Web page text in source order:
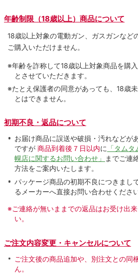
年齢制限（18歳以上）商品について
18歳以上対象の電動ガン、ガスガンなど
ご購入いただけません。
※年齢を詐称して18歳以上対象商品を購
とさせていただきます。
※たとえ保護者の同意があっても、18歳
とはできません。
初期不良・返品について
お届け商品に誤送や破損・汚れなどが
ですが 商品到着後７日以内に 「タム
幌店に関するお問い合わせ」
までご連
方法をご案内いたします。
パッケージ商品の初期不良につきまし
るメーカーへ直接お問い合わせください
※ご連絡が無いままでの返品はお受け出
い。
ご注文内容変更・キャンセルについて
ご注文後の商品追加や、別注文との同
ん。